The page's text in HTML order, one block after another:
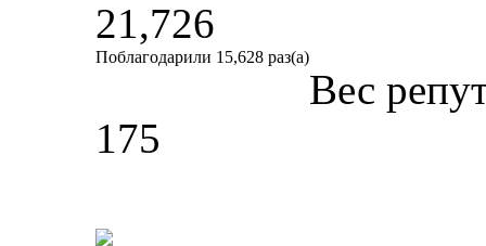
21,726
Поблагодарили 15,628 раз(а)
Вес
175